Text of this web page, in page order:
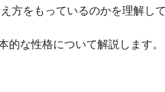
方をもっているのかを理解し
的な性格について解説します。